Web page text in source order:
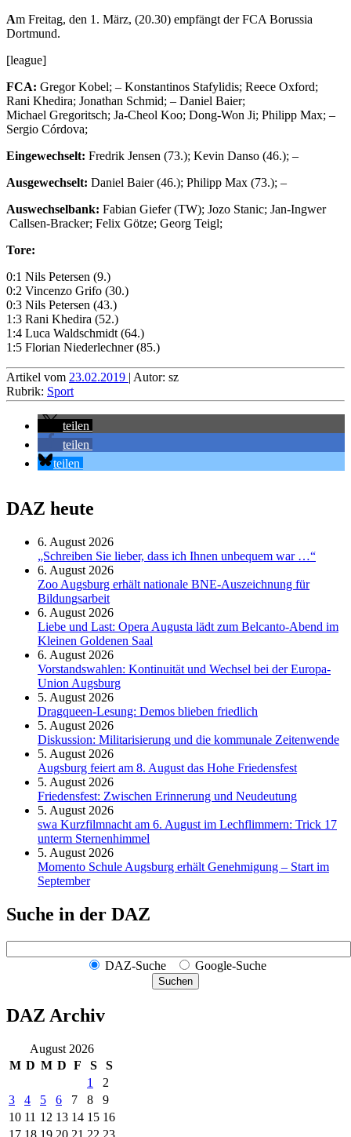
Am Freitag, den 1. März, (20.30) empfängt der FCA Borussia
Dortmund.
[league]
FCA: GregorKobel; – Konstantinos Stafylidis; Reece Oxford;
Rani Khedira; Jonathan Schmid; – Daniel Baier;
Michael Gregoritsch; Ja-Cheol Koo; Dong-Won Ji; Philipp Max; –
Sergio Córdova;
Eingewechselt: Fredrik Jensen (73.); Kevin Danso (46.); –
Ausgewechselt: Daniel Baier (46.); Philipp Max (73.); –
Auswechselbank: Fabian Giefer (TW); Jozo Stanic; Jan-Ingwer
Callsen-Bracker; Felix Götze; Georg Teigl;
Tore:
0:1 Nils Petersen (9.)
0:2 Vincenzo Grifo (30.)
0:3 Nils Petersen (43.)
1:3 Rani Khedira (52.)
1:4 Luca Waldschmidt (64.)
1:5 Florian Niederlechner (85.)
Artikel vom 23.02.2019 | Autor: sz
Rubrik: Sport
teilen
teilen
teilen
DAZ heute
6. August 2026
„Schreiben Sie lieber, dass ich Ihnen unbequem war …“
6. August 2026
Zoo Augsburg erhält nationale BNE-Auszeichnung für
Bildungsarbeit
6. August 2026
Liebe und Last: Opera Augusta lädt zum Belcanto-Abend im
Kleinen Goldenen Saal
6. August 2026
Vorstandswahlen: Kontinuität und Wechsel bei der Europa-
Union Augsburg
5. August 2026
Dragqueen-Lesung: Demos blieben friedlich
5. August 2026
Diskussion: Mi­li­ta­ri­sie­rung und die kommunale Zeitenwende
5. August 2026
Augsburg feiert am 8. August das Hohe Friedensfest
5. August 2026
Friedensfest: Zwischen Erinnerung und Neudeutung
5. August 2026
swa Kurz­film­nacht am 6. August im Lech­flim­mern: Trick 17
unterm Sternen­himmel
5. August 2026
Momento Schule Augsburg erhält Genehmigung – Start im
September
Suche in der DAZ
DAZ-Suche Google-Suche
Suchen
DAZ Archiv
August 2026
M D M D F S
S
1
2
3
4 5 6 7 8
9
10 11 12 13 14 15 16
17 18 19 20 21 22 23